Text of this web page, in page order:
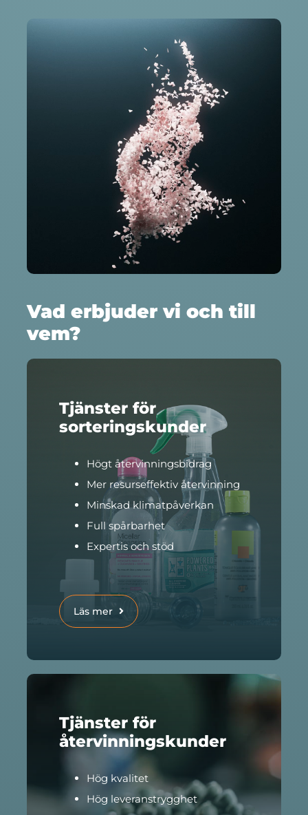
Vad erbjuder vi och till
vem?
Tjänster för
sorteringskunder
Högt återvinningsbidrag
Mer resurseffektiv återvinning
Minskad klimatpåverkan
Full spårbarhet
Expertis och stöd
Läs mer
Tjänster för
återvinningskunder
Hög kvalitet
Hög leveranstrygghet